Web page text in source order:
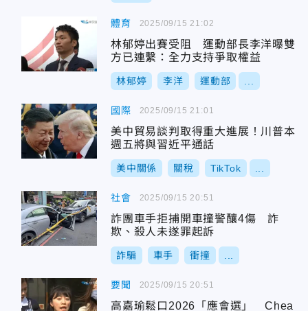
體育
林郁婷出賽受阻 運動部長李洋曝雙
方已連繫：全力支持爭取權益
林郁婷 李洋 運動部
2025/09/15 21:02
國際
美中貿易談判取得重大進展！川普本
週五將與習近平通話
美中關係 關稅 TikTok
2025/09/15 21:01
社會
詐團車手拒捕開車撞警釀4傷 詐
欺、殺人未遂罪起訴
詐騙 車手 衝撞
2025/09/15 20:51
要聞
高嘉瑜鬆口2026「應會選」 Chea
2025/09/15 20:51